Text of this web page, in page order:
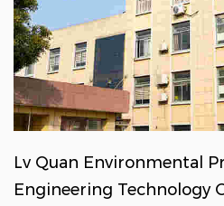
Lv Quan Environmental
Engineering Technology